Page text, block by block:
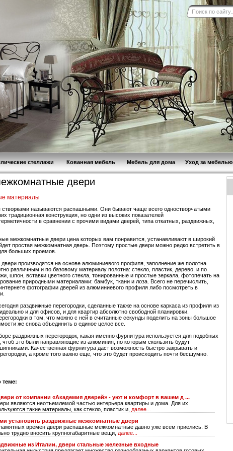
Уход за мебелью
Мебель для дома
Кованная мебель
стеллажи
двери
материалы
называются распашными. Они бывают чаще всего одностворчатыми
традиционная конструкция, но одни из высоких показателей
в сравнении с прочими видами дверей, типа откатных, раздвижных,
межкомнатные двери цена которых вам понравится, устанавливают в широкий
простая межкомнатная дверь. Поэтому простые двери можно редко встретить в
больших проемов.
производятся на основе алюминиевого профиля, заполнение же полотна
различным и по базовому материалу полотна: стекло, пластик, дерево, и по
шпон, вставки цветного стекла, тонированные и простые зеркала, фотопечать на
природными материалами: бамбук, ткани и лоза. Всего не перечислить,
фотографии дверей из алюминиевого профиля либо посмотреть в
раздвижные перегородки, сделанные также на основе каркаса из профиля из
и для офисов, и для квартир абсолютно свободной планировки.
в том, что можно с ней в считанные секунды поделить на зоны большое
же снова объединить в единое целое все.
раздвижных перегородок, какая именно фурнитура используется для подобных
чтоб это были направляющие из алюминия, по которым скользить будут
Качественная фурнитура даст возможность быстро закрывать и
а кроме того важно еще, что это будет происходить почти бесшумно.
теме:
от компании «Академия дверей» - уют и комфорт в вашем д ...
являются неотъемлемой частью интерьера квартиры и дома. Для их
такие материалы, как стекло, пластик и, далее...
установить раздвижные межкомнатные двери
времен двери распашные межкомнатные давно уже всем приелись. В
трудно вносить крупногабаритные вещи, далее...
из Италии, двери стальные железные входные